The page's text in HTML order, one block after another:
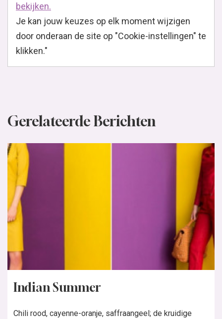
bekijken.
Je kan jouw keuzes op elk moment wijzigen
door onderaan de site op "Cookie-instellingen" te
klikken."
Gerelateerde Berichten
Indian Summer
Chili rood, cayenne-oranje, saffraangeel; de kruidige